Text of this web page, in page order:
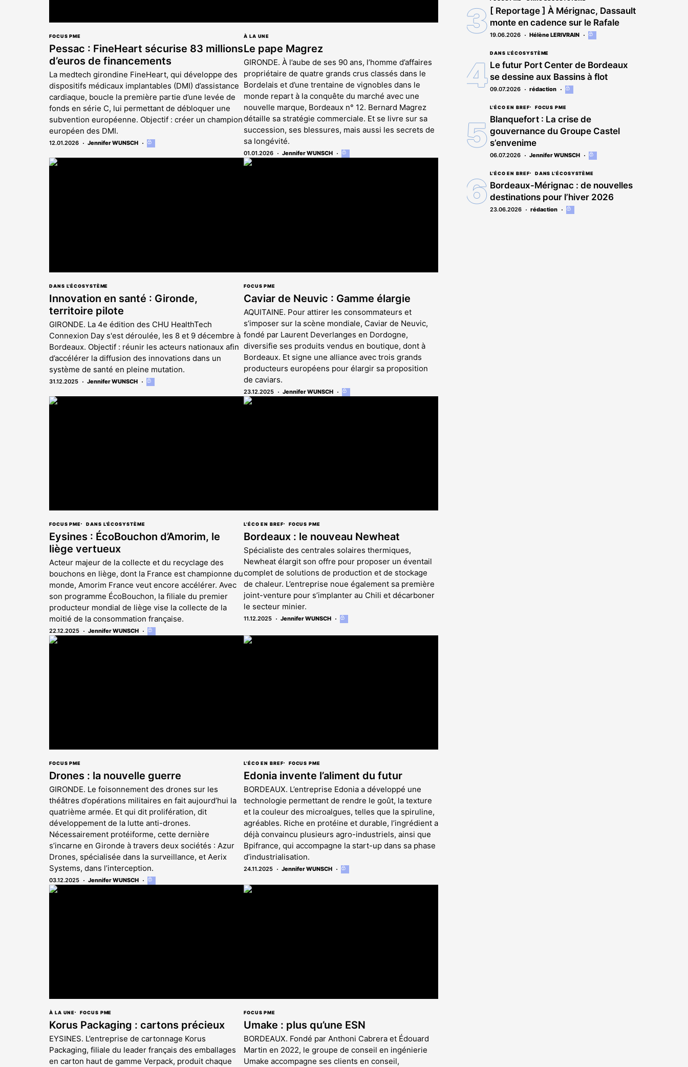
FOCUS PME
Pessac : FineHeart sécurise 83 millions
d’euros de financements
La medtech girondine FineHeart, qui développe des
dispositifs médicaux implantables (DMI) d’assistance
cardiaque, boucle la première partie d’une levée de
fonds en série C, lui permettant de débloquer une
subvention européenne. Objectif : créer un champion
européen des DMI.
12.01.2026 Jennifer WUNSCH
Cet
est
À LA UNE
Le pape Magrez
GIRONDE. À l’aube de ses 90 ans, l’homme d’affaires
propriétaire de quatre grands crus classés dans le
Bordelais et d’une trentaine de vignobles dans le
monde repart à la conquête du marché avec une
nouvelle marque, Bordeaux n° 12. Bernard Magrez
détaille sa stratégie commerciale. Et se livre sur sa
succession, ses blessures, mais aussi les secrets de
sa longévité.
01.01.2026 Jennifer WUNSCH
Cet
DANS L'ÉCOSYSTÈME
Innovation en santé : Gironde,
territoire pilote
GIRONDE. La 4e édition des CHU HealthTech
Connexion Day s'est déroulée, les 8 et 9 décembre à
Bordeaux. Objectif : réunir les acteurs nationaux afin
d’accélérer la diffusion des innovations dans un
système de santé en pleine mutation.
31.12.2025 Jennifer WUNSCH
Cet
est
FOCUS PME
Caviar de Neuvic : Gamme élargie
AQUITAINE. Pour attirer les consommateurs et
s’imposer sur la scène mondiale, Caviar de Neuvic,
fondé par Laurent Deverlanges en Dordogne,
diversifie ses produits vendus en boutique, dont à
Bordeaux. Et signe une alliance avec trois grands
producteurs européens pour élargir sa proposition
de caviars.
23.12.2025 Jennifer WUNSCH
Cet
FOCUS PME DANS L'ÉCOSYSTÈME
Eysines : ÉcoBouchon d’Amorim, le
liège vertueux
Acteur majeur de la collecte et du recyclage des
bouchons en liège, dont la France est championne du
monde, Amorim France veut encore accélérer. Avec
son programme ÉcoBouchon, la filiale du premier
producteur mondial de liège vise la collecte de la
moitié de la consommation française.
22.12.2025 Jennifer WUNSCH
Cet
L'ÉCO EN BREF FOCUS PME
Bordeaux : le nouveau Newheat
Spécialiste des centrales solaires thermiques,
Newheat élargit son offre pour proposer un éventail
complet de solutions de production et de stockage
de chaleur. L’entreprise noue également sa première
joint-venture pour s’implanter au Chili et décarboner
le secteur minier.
11.12.2025 Jennifer WUNSCH
Cet
est
FOCUS PME
Drones : la nouvelle guerre
GIRONDE. Le foisonnement des drones sur les
théâtres d’opérations militaires en fait aujourd’hui la
quatrième armée. Et qui dit prolifération, dit
développement de la lutte anti-drones.
Nécessairement protéiforme, cette dernière
s’incarne en Gironde à travers deux sociétés : Azur
Drones, spécialisée dans la surveillance, et Aerix
Systems, dans l’interception.
03.12.2025 Jennifer WUNSCH
Cet
L'ÉCO EN BREF FOCUS PME
Edonia invente l’aliment du futur
BORDEAUX. L’entreprise Edonia a développé une
technologie permettant de rendre le goût, la texture
et la couleur des microalgues, telles que la spiruline,
agréables. Riche en protéine et durable, l’ingrédient a
déjà convaincu plusieurs agro-industriels, ainsi que
Bpifrance, qui accompagne la start-up dans sa phase
d’industrialisation.
24.11.2025 Jennifer WUNSCH
Cet
est
À LA UNE FOCUS PME
Korus Packaging : cartons précieux
EYSINES. L’entreprise de cartonnage Korus
Packaging, filiale du leader français des emballages
en carton haut de gamme Verpack, produit chaque
FOCUS PME
Umake : plus qu’une ESN
BORDEAUX. Fondé par Anthoni Cabrera et Édouard
Martin en 2022, le groupe de conseil en ingénierie
Umake accompagne ses clients en conseil,
[ Reportage ] À Mérignac, Dassault
monte en cadence sur le Rafale
19.06.2026 Hélène LERIVRAIN
Cet
aux
abonnés
DANS L'ÉCOSYSTÈME
Le futur Port Center de Bordeaux
se dessine aux Bassins à flot
09.07.2026 rédaction
Cet
est
aux
abonnés
L'ÉCO EN BREF FOCUS PME
Blanquefort : La crise de
gouvernance du Groupe Castel
s’envenime
06.07.2026 Jennifer WUNSCH
Cet
est
aux
abonnés
L'ÉCO EN BREF DANS L'ÉCOSYSTÈME
Bordeaux-Mérignac : de nouvelles
destinations pour l’hiver 2026
23.06.2026 rédaction
Cet